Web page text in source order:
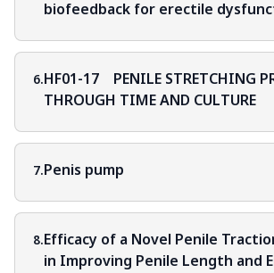
biofeedback for erectile
6.HF01-17 PENILE STRETCHING
THROUGH TIME AND CULTURE
7.Penis pump
8.Efficacy of a Novel Penile
in Improving Penile Length and